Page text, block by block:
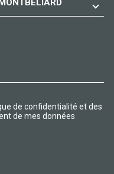
de confidentialité et des
de mes données